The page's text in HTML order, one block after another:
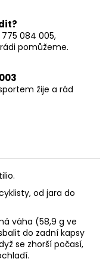
084 005,
pomůžeme.
žije a rád
od jara do
váha (58,9 g ve
do zadní kapsy
se zhorší počasí,